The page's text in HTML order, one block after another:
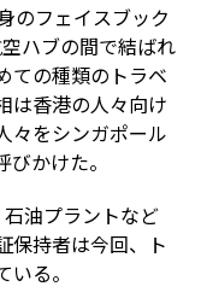
のフェイスブック
ハブの間で結ばれ
ての種類のトラベ
は香港の人々向け
々をシンガポール
かけた。
石油プラントなど
保持者は今回、ト
る。